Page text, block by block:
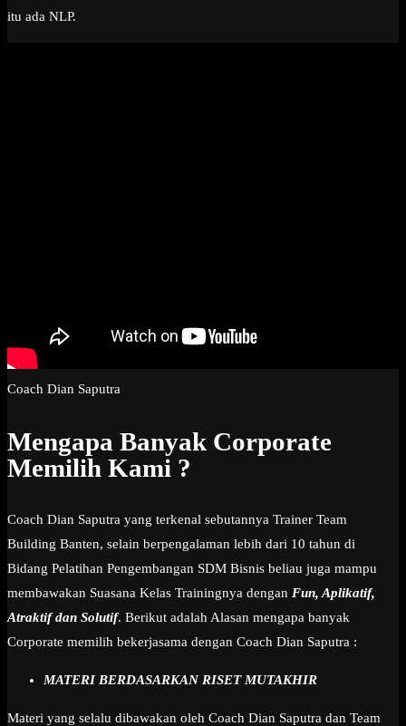
itu ada NLP.
Coach Dian Saputra
Mengapa Banyak Corporate
Memilih Kami ?
Coach Dian Saputra yang terkenal sebutannya Trainer Team
Building Banten, selain berpengalaman lebih dari 10 tahun di
Bidang Pelatihan Pengembangan SDM Bisnis beliau juga mampu
membawakan Suasana Kelas Trainingnya dengan Fun, Aplikatif,
Atraktif dan Solutif. Berikut adalah Alasan mengapa banyak
Corporate memilih bekerjasama dengan Coach Dian Saputra :
MATERI BERDASARKAN RISET MUTAKHIR
Materi yang selalu dibawakan oleh Coach Dian Saputra dan Team